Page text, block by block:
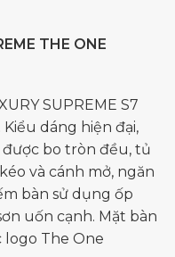
THE ONE
SUPREME S7
dáng hiện đại,
bo tròn đều, tủ
và cánh mở, ngăn
bàn sử dụng ốp
uốn cạnh. Mặt bàn
logo The One